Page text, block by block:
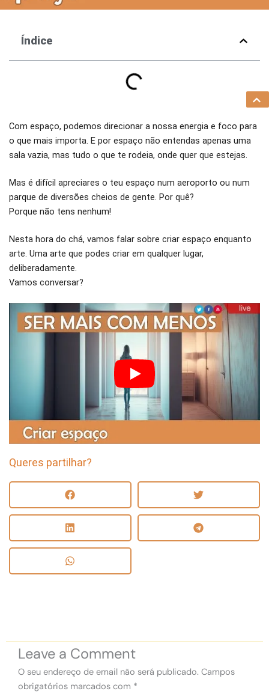
Índice
Com espaço, podemos direcionar a nossa energia e foco para
o que mais importa. E por espaço não entendas apenas uma
sala vazia, mas tudo o que te rodeia, onde quer que estejas.
Mas é difícil apreciares o teu espaço num aeroporto ou num
parque de diversões cheios de gente. Por quê?
Porque não tens nenhum!
Nesta hora do chá, vamos falar sobre criar espaço enquanto
arte. Uma arte que podes criar em qualquer lugar,
deliberadamente.
Vamos conversar?
Queres partilhar?
Leave a Comment
O seu endereço de email não será publicado. Campos
obrigatórios marcados com *